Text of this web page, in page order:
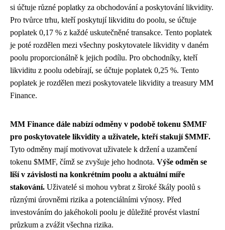
si účtuje různé poplatky za obchodování a poskytování likvidity.
Pro tvůrce trhu, kteří poskytují likviditu do poolu, se účtuje
poplatek 0,17 % z každé uskutečněné transakce. Tento poplatek
je poté rozdělen mezi všechny poskytovatele likvidity v daném
poolu proporcionálně k jejich podílu. Pro obchodníky, kteří
likviditu z poolu odebírají, se účtuje poplatek 0,25 %. Tento
poplatek je rozdělen mezi poskytovatele likvidity a treasury MM
Finance.
MM Finance dále nabízí odměny v podobě tokenu $MMF
pro poskytovatele likvidity a uživatele, kteří stakují $MMF.
Tyto odměny mají motivovat uživatele k držení a uzamčení
tokenu $MMF, čímž se zvyšuje jeho hodnota. Výše odměn se
liší v závislosti na konkrétním poolu a aktuální míře
stakování. Uživatelé si mohou vybrat z široké škály poolů s
různými úrovněmi rizika a potenciálními výnosy. Před
investováním do jakéhokoli poolu je důležité provést vlastní
průzkum a zvážit všechna rizika.